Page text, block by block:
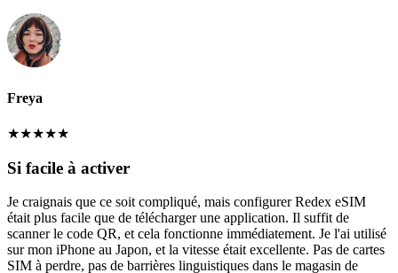
Freya
★★★★★
Si facile à activer
Je craignais que ce soit compliqué, mais configurer Redex eSIM
était plus facile que de télécharger une application. Il suffit de
scanner le code QR, et cela fonctionne immédiatement. Je l'ai utilisé
sur mon iPhone au Japon, et la vitesse était excellente. Pas de cartes
SIM à perdre, pas de barrières linguistiques dans le magasin de